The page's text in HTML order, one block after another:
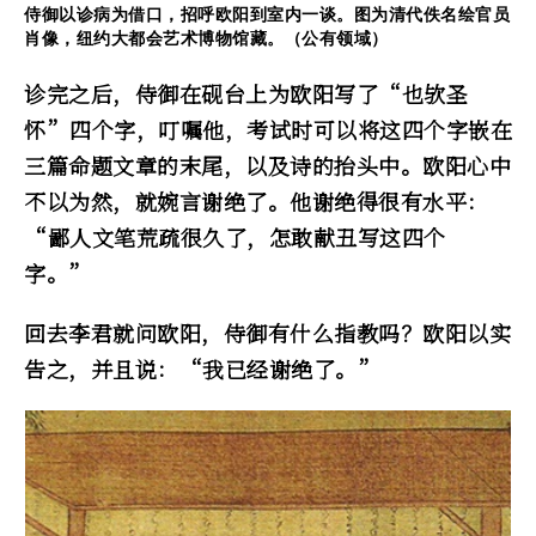
侍御以诊病为借口，招呼欧阳到室内一谈。图为清代佚名绘官员
肖像，纽约大都会艺术博物馆藏。（公有领域）
诊完之后，侍御在砚台上为欧阳写了“也欤圣
怀”四个字，叮嘱他，考试时可以将这四个字嵌在
三篇命题文章的末尾，以及诗的抬头中。欧阳心中
不以为然，就婉言谢绝了。他谢绝得很有水平：
“鄙人文笔荒疏很久了，怎敢献丑写这四个
字。”
回去李君就问欧阳，侍御有什么指教吗？欧阳以实
告之，并且说：“我已经谢绝了。”